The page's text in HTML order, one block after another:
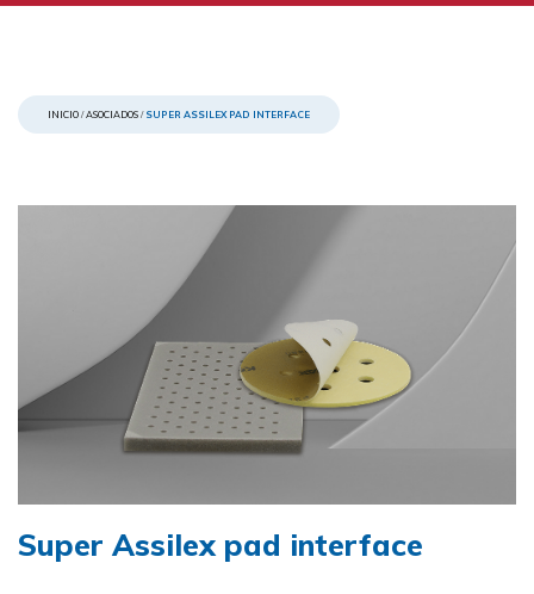
INICIO /ASOCIADOS / SUPER ASSILEX PAD INTERFACE
Super Assilex pad interface